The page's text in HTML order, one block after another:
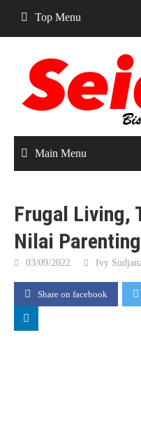
content
Top Menu
Main Menu
Frugal Living,
Nilai
03/09/2022 Ivy
Share on facebook